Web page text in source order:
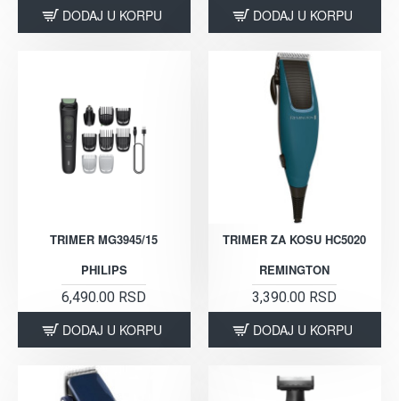
DODAJ U KORPU DODAJ U KORPU
TRIMER MG3945/15
PHILIPS
6,490.00 RSD
DODAJ U KORPU
TRIMER ZA KOSU HC5020
REMINGTON
3,390.00 RSD
DODAJ U KORPU